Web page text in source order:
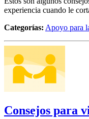
experiencia cuando le
Categorías: Apoyo para
Consejos para